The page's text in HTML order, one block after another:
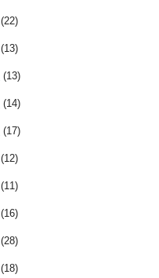
(22)
(13)
(13)
(14)
(17)
(12)
(11)
(16)
(28)
(18)